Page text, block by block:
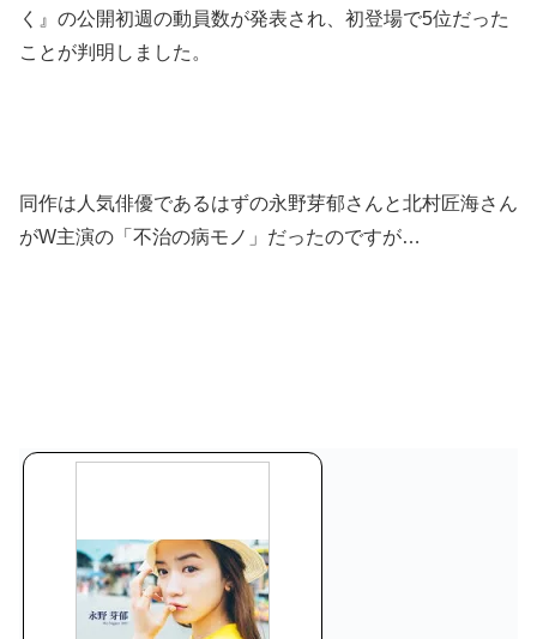
く』の公開初週の動員数が発表され、初登場で5位だった
ことが判明しました。
同作は人気俳優であるはずの永野芽郁さんと北村匠海さん
がW主演の「不治の病モノ」だったのですが…